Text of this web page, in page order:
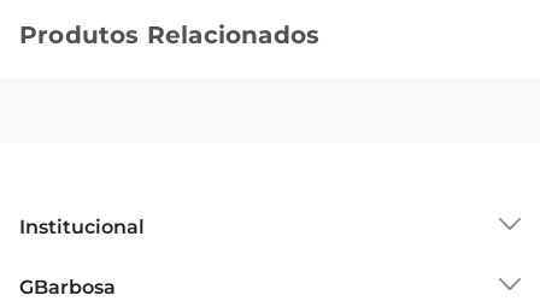
Os biscoitos Trakinas se destacam pela sua
essa delícia para qualquer lugar, seja no trabalho,
Versatilidade e diversão
Produtos Relacionados
Institucional
Grupo Cencosud
GBarbosa